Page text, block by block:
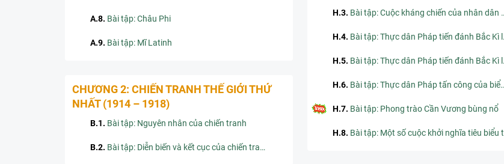
A.8. Bài tập: Châu Phi
A.9. Bài tập: Mĩ Latinh
CHƯƠNG 2: CHIẾN TRANH THẾ GIỚI THỨ
NHẤT (1914 – 1918)
B.1. Bài tập: Nguyên nhân của chiến tranh
B.2. Bài tập: Diễn biến và kết cục của chiến tranh
H.3. Bài tập: Cuộc kháng chiến của nhân dân Nam Kì sau Hiệp ước 1862
H.4. Bài tập: Thực dân Pháp tiến đánh Bắc Kì lần thứ nhất (1873). Kháng chiến lan rộng ra Bắc Kì
H.5. Bài tập: Thực dân Pháp tiến đánh Bắc Kì lần thứ hai. Cuộc kháng chiến ở Bắc Kì và Trung Kì trong những năm 1882 – 1884
H.6. Bài tập: Thực dân Pháp tấn công của biển Thuận An. Hiệp ước 1883 và Hiệp ước 1884
H.7. Bài tập: Phong trào Cần Vương bùng nổ
H.8. Bài tập: Một số cuộc khởi nghĩa tiêu biểu trong phong trào Cần Vương và phong trào đấu tranh tự vệ cuối thế kỉ XIX